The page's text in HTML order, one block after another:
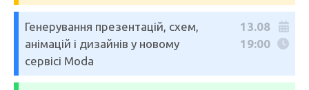
Генерування презентацій, схем,
анімацій і дизайнів у новому
сервісі Moda
13.08
19:00